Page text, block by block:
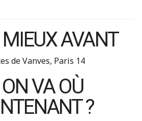
AVANT
de Vanves, Paris 14
VA OÙ
?